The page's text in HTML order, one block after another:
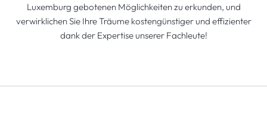
Luxemburg gebotenen Möglichkeiten zu erkunden, und
verwirklichen Sie Ihre Träume kostengünstiger und effizienter
dank der Expertise unserer Fachleute!